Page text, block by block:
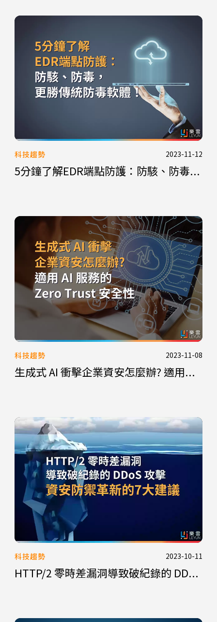
科技趨勢 2023-11-12
5分鐘了解EDR端點防護：防駭、防毒...
科技趨勢 2023-11-08
生成式 AI 衝擊企業資安怎麼辦? 適用...
科技趨勢 2023-10-11
HTTP/2 零時差漏洞導致破紀錄的 DD...